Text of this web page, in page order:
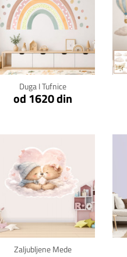
Duga I Tufnice
od 1620 din
Klikni za detalje
Zaljubljene Mede